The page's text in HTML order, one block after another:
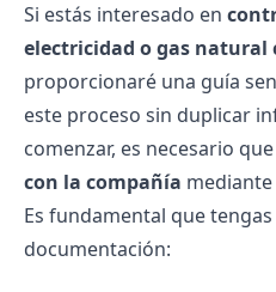
Si estás interesado en
electricidad o gas natural
proporcionaré una guía
este proceso sin duplicar
comenzar, es necesario
con la compañía
Es fundamental que
documentación: